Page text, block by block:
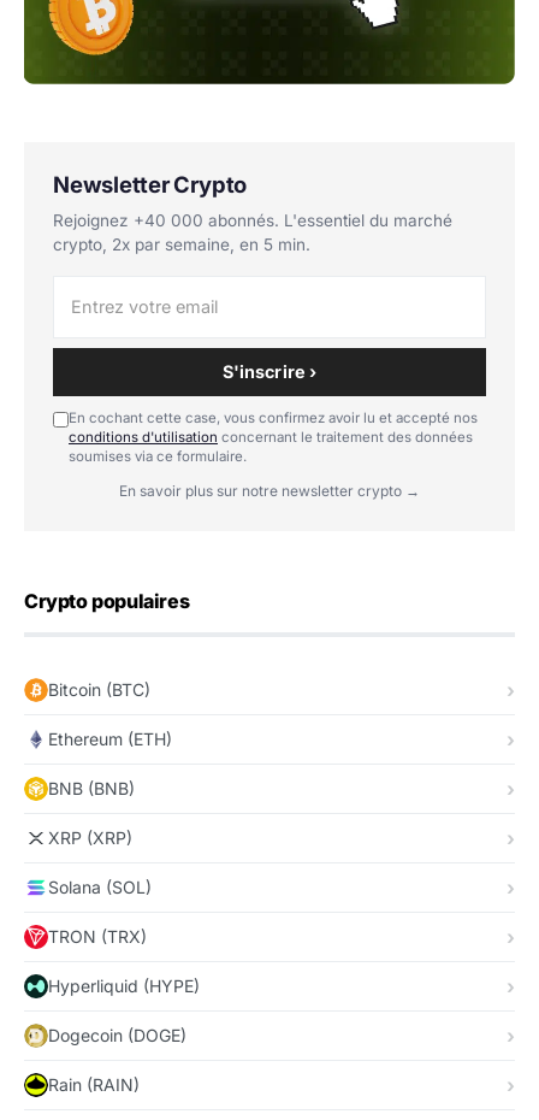
Newsletter Crypto
Rejoignez +40 000 abonnés. L'essentiel du marché
crypto, 2x par semaine, en 5 min.
S'inscrire ›
En cochant cette case, vous confirmez avoir lu et accepté nos
conditions d'utilisation concernant le traitement des données
soumises via ce formulaire.
En savoir plus sur notre newsletter crypto →
Crypto populaires
Bitcoin (BTC)
Ethereum (ETH)
BNB (BNB)
XRP (XRP)
Solana (SOL)
TRON (TRX)
Hyperliquid (HYPE)
Dogecoin (DOGE)
Rain (RAIN)